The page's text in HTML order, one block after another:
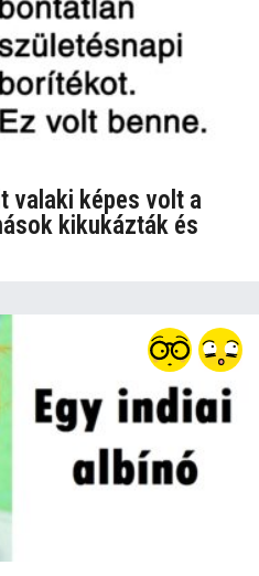
valaki képes volt a
kikukázták és